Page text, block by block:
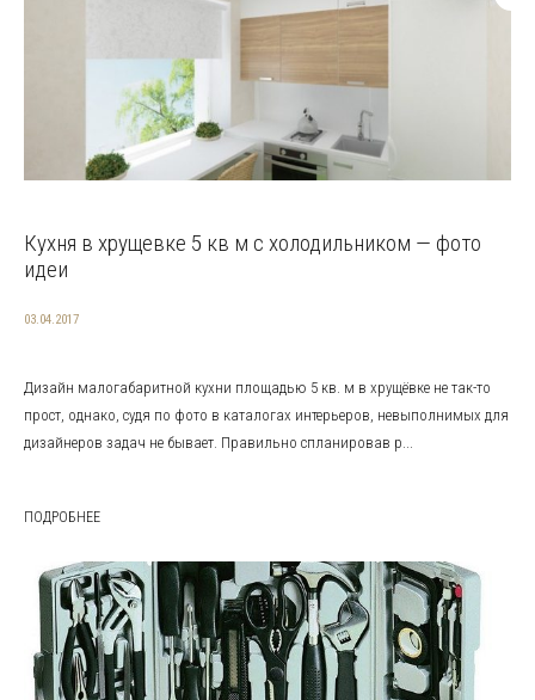
Кухня в хрущевке 5 кв м с холодильником — фото
идеи
03.04.2017
Дизайн малогабаритной кухни площадью 5 кв. м в хрущёвке не так-то
прост, однако, судя по фото в каталогах интерьеров, невыполнимых для
дизайнеров задач не бывает. Правильно спланировав р...
ПОДРОБНЕЕ